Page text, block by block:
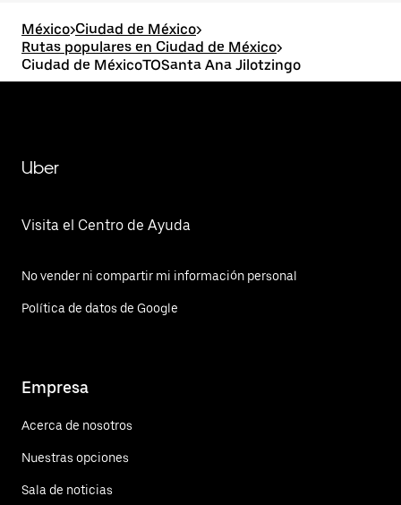
México>Ciudad de México>
Rutas populares en Ciudad de México>
Ciudad de MéxicoTOSanta Ana Jilotzingo
Uber
Visita el Centro de Ayuda
No vender ni compartir mi información personal
Política de datos de Google
Empresa
Acerca de nosotros
Nuestras opciones
Sala de noticias